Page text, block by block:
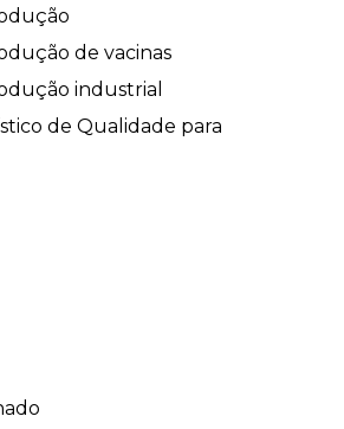
de vacinas
industrial
de Qualidade para